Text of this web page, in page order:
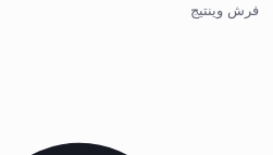
فرش وینتیج